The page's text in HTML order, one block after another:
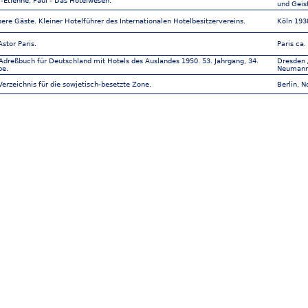
und
Gäste. Kleiner Hotelführer des Internationalen Hotelbesitzervereins. Köln
Paris. Paris ca.
für Deutschland mit Hotels des Auslandes 1950. 53. Jahrgang, 34.
Dresden
für die sowjetisch-besetzte Zone. Berlin,